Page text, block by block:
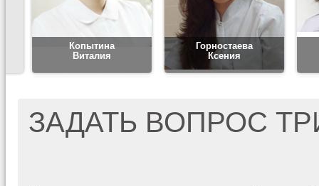
Копытина
Виталия
Горностаева
Ксения
ЗАДАТЬ ВОПРОС